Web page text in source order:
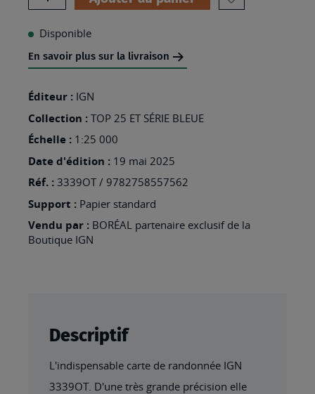
AJOUTER
Disponible
En savoir plus sur la livraison
Éditeur : IGN
Collection : TOP 25 ET SÉRIE BLEUE
Échelle : 1:25 000
Date d'édition : 19 mai 2025
Réf. : 3339OT / 9782758557562
Support : Papier standard
Vendu par : BORÉAL partenaire exclusif de la
Boutique IGN
Descriptif
L'indispensable carte de randonnée IGN
3339OT. D'une très grande précision elle